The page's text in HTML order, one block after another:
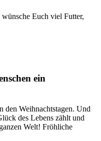
Euch viel Futter,
ein
den Weihnachtstagen. Und
des Lebens zählt und
Welt! Fröhliche